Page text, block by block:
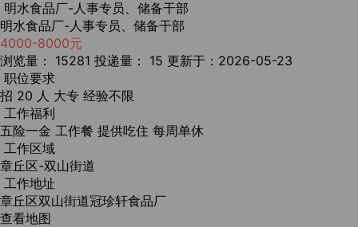
明水食品厂-人事专员、储备干部
明水食品厂-人事专员、储备干部
4000-8000元
浏览量： 15281 投递量： 15 更新于：2026-05-23
职位要求
招 20 人 大专 经验不限
工作福利
五险一金 工作餐 提供吃住 每周单休
工作区域
章丘区-双山街道
工作地址
章丘区双山街道冠珍轩食品厂
查看地图